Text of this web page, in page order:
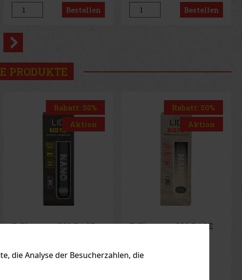
die Analyse der Besucherzahlen, die
Bestellen Bestellen
Previous
PRODUKTE
Rabatt: 50%
Aktion
E-Zigarette LIO BASE
Rabatt: 20%
Aktion
Alec Bradley Prensado